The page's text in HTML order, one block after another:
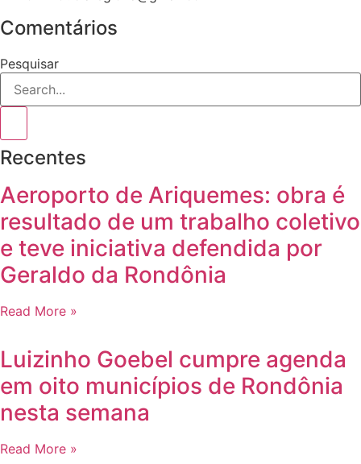
Comentários
Pesquisar
Recentes
Aeroporto de Ariquemes: obra é
resultado de um trabalho coletivo
e teve iniciativa defendida por
Geraldo da Rondônia
Read More »
Luizinho Goebel cumpre agenda
em oito municípios de Rondônia
nesta semana
Read More »